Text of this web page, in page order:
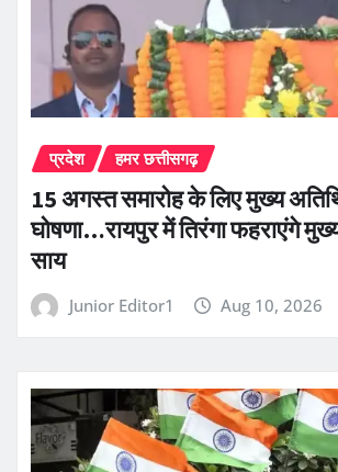
प्रदेश हमर छत्तीसगढ़
15 अगस्त समारोह के लिए मुख्य
घोषणा…रायपुर में तिरंगा फहराएंगे
साय
Junior Editor1 Aug 10, 2026